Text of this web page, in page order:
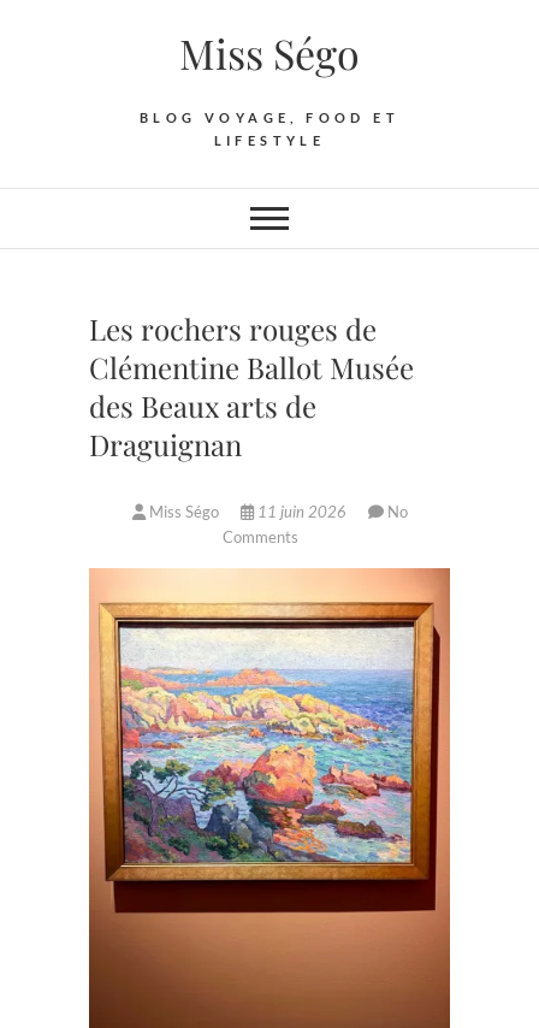
Miss Ségo
BLOG VOYAGE, FOOD ET
LIFESTYLE
Les rochers rouges de
Clémentine Ballot Musée
des Beaux arts de
Draguignan
Miss Ségo 11 juin 2026
No
Comments